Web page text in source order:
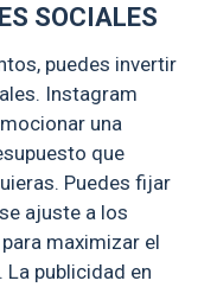
SOCIALES
puedes invertir
Instagram
una
que
Puedes fijar
ajuste a los
maximizar el
publicidad en